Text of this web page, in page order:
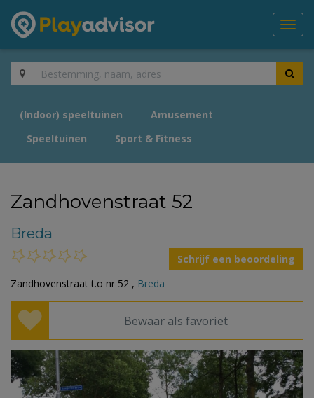
(Indoor) speeltuinen
Amusement
Speeltuinen
Sport & Fitness
Zandhovenstraat 52
Breda
Schrijf een beoordeling
Zandhovenstraat t.o nr 52 , Breda
Bewaar als favoriet